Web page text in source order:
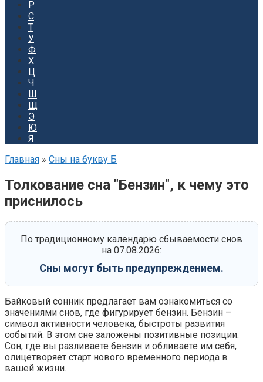
Р
С
Т
У
Ф
Х
Ц
Ч
Ш
Щ
Э
Ю
Я
Главная » Сны на букву Б
Толкование сна "Бензин", к чему это
приснилось
По традиционному календарю сбываемости снов
на 07.08.2026:
Сны могут быть предупреждением.
Байковый сонник предлагает вам ознакомиться со
значениями снов, где фигурирует бензин. Бензин –
символ активности человека, быстроты развития
событий. В этом сне заложены позитивные позиции.
Сон, где вы разливаете бензин и обливаете им себя,
олицетворяет старт нового временного периода в
вашей жизни.